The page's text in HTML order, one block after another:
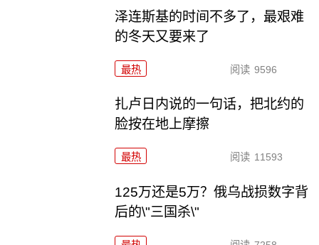
泽连斯基的时间不多了，最艰难
的冬天又要来了
最热 阅读 9596
扎卢日内说的一句话，把北约的
脸按在地上摩擦
最热 阅读 11593
125万还是5万？俄乌战损数字背
后的\"三国杀\"